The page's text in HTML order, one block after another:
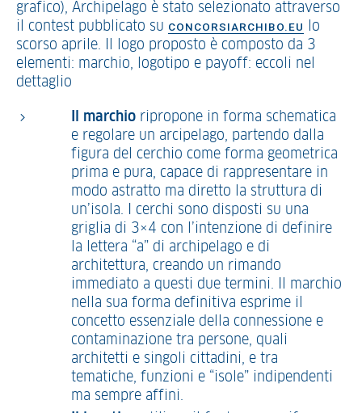
grafico), Archipelago è stato selezionato attraverso
il contest pubblicato su CONCORSIARCHIBO.EU
lo
scorso aprile. Il logo proposto è composto da 3
elementi: marchio, logotipo e payoff: eccoli nel
dettaglio
Il marchio ripropone in forma schematica
e regolare un arcipelago, partendo dalla
figura del cerchio come forma geometrica
prima e pura, capace di rappresentare in
modo astratto ma diretto la struttura di
un’isola. I cerchi sono disposti su una
griglia di 3×4 con l’intenzione di definire
la lettera “a” di archipelago e di
architettura, creando un rimando
immediato a questi due termini. Il marchio
nella sua forma definitiva esprime il
concetto essenziale della connessione e
contaminazione tra persone, quali
architetti e singoli cittadini, e tra
tematiche, funzioni e “isole” indipendenti
ma sempre affini.